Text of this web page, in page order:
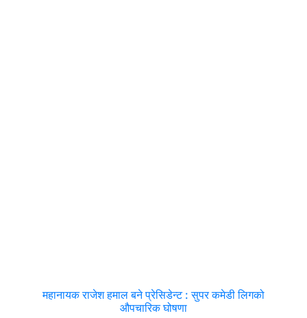
महानायक राजेश हमाल बने प्रेसिडेन्ट : सुपर कमेडी लिगको
औपचारिक घोषणा